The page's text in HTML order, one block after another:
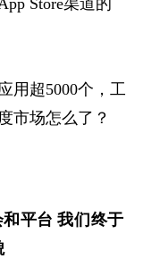
Store渠道的
用超5000个，工
市场怎么了？
平台 我们终于